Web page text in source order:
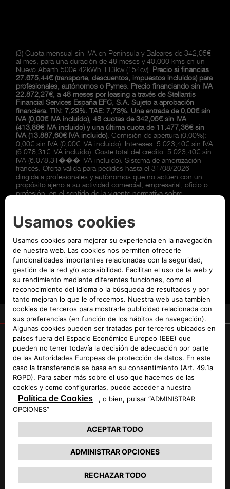
(3) Cuota mensual sin IVA en Península y Baleares de 342,05€
al mes, para una duración de 48 meses y 40.000 kms en un
Nuevo Abarth 500e 42kWh 113kw (154cv). Precio si financias
27.675,44€ (transporte, descuentos, impuestos incluidos) para
profesionales, autónomos o Pymes. Precio financiando sin IVA
22.872,27€, a 48 meses por leasing a través de Stellantis
Financial Services España EFC, S.A. Sujeto a aprobación
financiera. TIN: 7,29%.
TAE: 7,73%. Una entrada de 0,00€ sin
IVA (0,00€ IVA incluido), 48 cuotas de 342,05€ sin IVA
(413,88€ IVA incluido) y una última cuota de 11.477,36€ sin
IVA (13.887,60€ IVA incluido). Comisión de apertura (0,00%):
0,00€ sin IVA (0,00€ IVA incluido). Intereses: 5.023,40€ sin IVA
(6.078,31€ IVA incluido). Coste total del crédito: 5.023,40€ sin
IVA (6.078,31��� IVA incluido). Sistema de amortización
francés. Oferta válida para pedidos hasta el 31/08/2026
dirigida a profesionales y autónomos que no actúen con un
propósito ajeno a su actividad comercial, empresarial, oficio o
profesión, en el sentido de la vigente normativa sobre
abonar al inicio del contrato una fianza de 413,88€ a devolver
finalizado el contrato. Precio al contado sin IVA 22.872,27€
corresponder con el ofertado.
PIDE TU OFERTA
2
TUS DATOS
RELLENA EL FORMULARIO
CON TUS DATOS
Seleccionaste
ABARTH 500E RANGE